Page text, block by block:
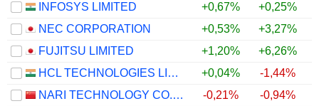
INFOSYS LIMITED
+0,67% +0,25%
NEC CORPORATION
+0,53% +3,27%
FUJITSU LIMITED
+1,20% +6,26%
HCL TECHNOLOGIES LIMITED
+0,04% -1,44%
NARI TECHNOLOGY CO., LTD.
-0,21% -0,94%